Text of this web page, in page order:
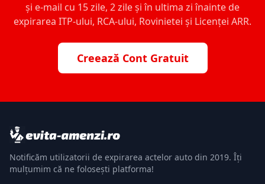
și e-mail cu 15 zile, 2 zile și în ultima zi înainte de
expirarea ITP-ului, RCA-ului, Rovinietei și Licenței ARR.
Creează Cont Gratuit
Notificăm utilizatorii de expirarea actelor auto din 2019. Îți
mulțumim că ne folosești platforma!